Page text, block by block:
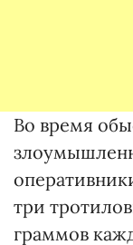
Во время
три
граммов